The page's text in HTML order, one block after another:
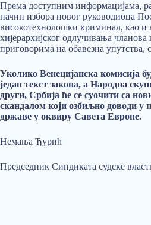
Према доступним информацијама,
начин избора новог руководиоца
високотехнолошки криминал, као и
хијерархијског одлучивања чланова
приговорима на обавезна упутства,
Уколико Венецијанска комисија
један текст закона, а Народна
други, Србија ће се суочити са
скандалом који озбиљно доводи у
државе у оквиру Савета Европе.
Немања Ђурић
Председник Синдиката судске